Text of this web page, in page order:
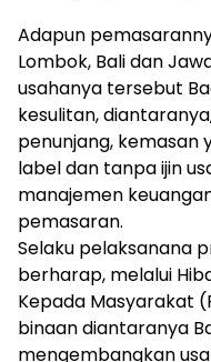
Adapun
Lombok, Bali dan
usahanya tersebut
kesulitan,
penunjang, kemasan
label dan tanpa ijin
manajemen
pemasaran.
Selaku pelaksanana
berharap, melalui
Kepada Masyarakat
binaan diantaranya
mengembangkan